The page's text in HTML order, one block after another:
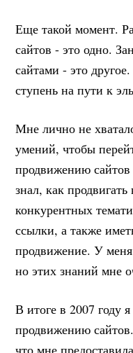
Еще такой момент.
сайтов - это одно.
сайтами - это
ступень на пути к
Мне лично не
умений, чтобы
продвижению сайтов
знал, как
конкурентных
ссылки, а также
продвижение. У
но этих знаний мне
В итоге в 2007 году
продвижению
что мне